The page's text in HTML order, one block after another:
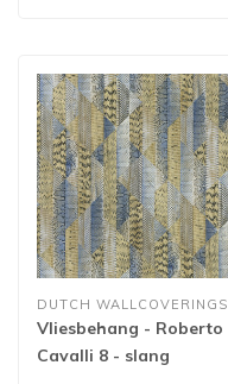
DUTCH WALLCOVERINGS
Vliesbehang - Roberto
Cavalli 8 - slang